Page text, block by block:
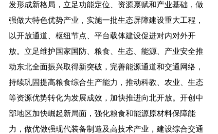
发形成新格局，立足功能定位、资源禀赋和产业基础，做
强做大特色优势产业，实施一批生态屏障建设重大工程，
以开放通道、枢纽节点、平台载体建设促进对内对外开
放。 立足维护国家国防、粮食、生态、能源、产业安全推
动东北全面振兴取得新突破，完善能源通道和交通网络 ，
持续巩固提高粮食综合生产能力，推动科教、农业、生态
等资源优势转化为发展成效，加快推进向北开放。开创中
部地区加快崛起新局面，强化粮食和能源原材料保障能
力，做优做强现代装备制造及高技术产业，建设综合交通